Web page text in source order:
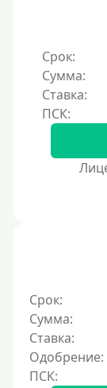
С 19 лет
С 20 лет
С 21 года
Студентам
Для мужчин
Женский займ
Мамам в
Срок:
Сумма:
Ставка:
Срок:
Сумма:
Ставка:
Одобрение: